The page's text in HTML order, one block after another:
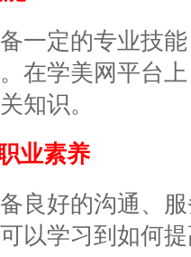
一定的专业技
在学美网平台
知识。
业素养
良好的沟通、
以学习到如何